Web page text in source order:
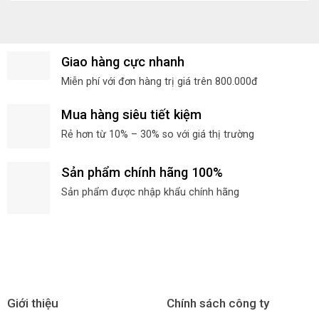
Giao hàng cực nhanh
Miễn phí với đơn hàng trị giá trên 800.000đ
Mua hàng siêu tiết kiệm
Rẻ hơn từ 10% – 30% so với giá thị trường
Sản phẩm chính hãng 100%
Sản phẩm được nhập khẩu chính hãng
Giới thiệu Chính sách công ty